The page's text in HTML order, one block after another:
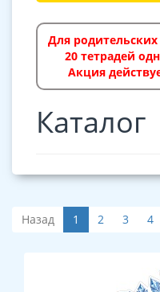
Для
20 тетрадей
Акция
Каталог
Назад 1 2 3 4